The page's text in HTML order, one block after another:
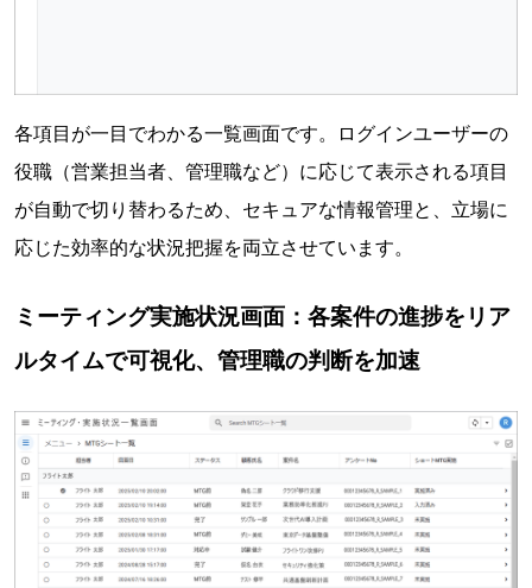
各項⽬が⼀⽬でわかる⼀覧画⾯です。ログインユーザーの
役職（営業担当者、管理職など）に応じて表⽰される項⽬
が⾃動で切り替わるため、セキュアな情報管理と、⽴場に
応じた効率的な状況把握を両⽴させています。
ミーティング実施状況画面：各案件の進捗をリア
ルタイムで可視化、管理職の判断を加速